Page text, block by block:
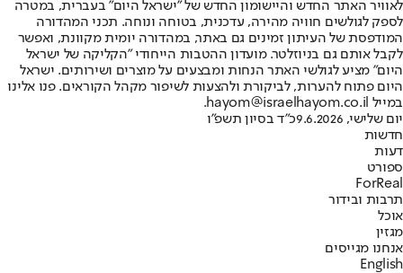
לאוויר האתר החדש והיישומון החדש של "ישראל היום" בעברית, במטרה
לספק לגולשים חוויה מהירה, עדכנית, בטוחה ונוחה. תכני המהדורה
המודפסת של העיתון זמינים גם באתר, במהדורה יומית מקוונת, ואפשר
לקבל אותם גם בניוזלטר. מועדון ההטבות הייחודי "הקליקה של ישראל
היום" מציע לגולשי האתר הנחות ומבצעים על מוצרים ושירותים. ישראל
היום פתוח להערות, לביקורת ולהצעות לשיפור מקהל הקוראים. פנו אלינו
במייל hayom@israelhayom.co.il.
יום שלישי, 9.6.2026
כ"ד בסיון תשפ"ו
חדשות
דעות
ספורט
ForReal
תרבות ובידור
אוכל
מגזין
אנחנו מגייסים
English